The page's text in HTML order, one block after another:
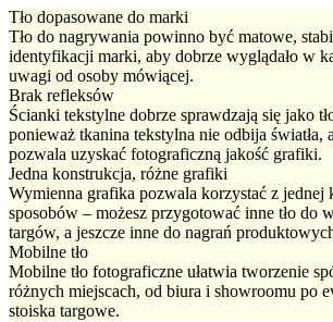
Tło dopasowane do marki
Tło do nagrywania powinno być matowe,
identyfikacji marki, aby dobrze wyglądało w
uwagi od osoby mówiącej.
Brak refleksów
Ścianki tekstylne dobrze sprawdzają się jako
ponieważ tkanina tekstylna nie odbija światła,
pozwala uzyskać fotograficzną jakość grafiki.
Jedna konstrukcja, różne grafiki
Wymienna grafika pozwala korzystać z jednej
sposobów – możesz przygotować inne tło do
targów, a jeszcze inne do nagrań
Mobilne tło
Mobilne tło fotograficzne ułatwia tworzenie
różnych miejscach, od biura i showroomu po
stoiska targowe.